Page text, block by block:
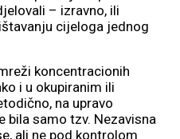
– izravno, ili
cijeloga jednog
koncentracionih
i u okupiranim ili
na upravo
samo tzv. Nezavisna
ali ne pod kontrolom